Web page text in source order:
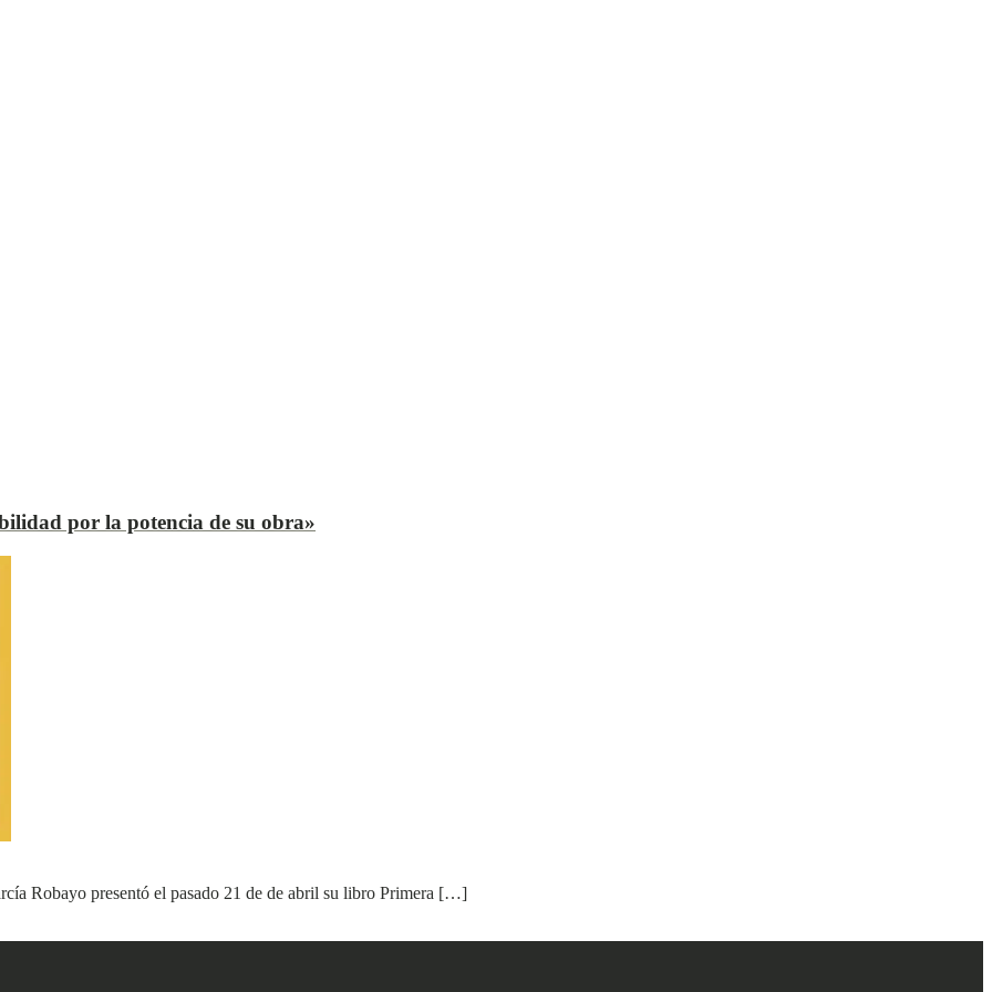
por la potencia de su obra»
Robayo presentó el pasado 21 de de abril su libro Primera […]